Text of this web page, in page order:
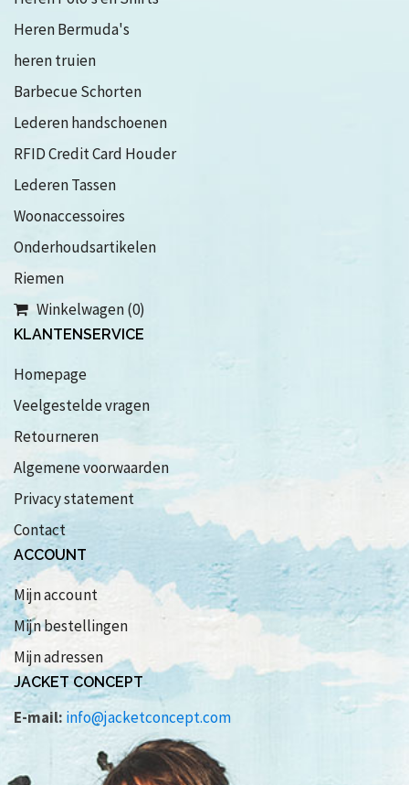
Heren Bermuda's
heren truien
Barbecue Schorten
Lederen handschoenen
RFID Credit Card Houder
Lederen Tassen
Woonaccessoires
Onderhoudsartikelen
Riemen
Winkelwagen (0)
KLANTENSERVICE
Homepage
Veelgestelde vragen
Retourneren
Algemene voorwaarden
Privacy statement
Contact
ACCOUNT
Mijn account
Mijn bestellingen
Mijn adressen
JACKET CONCEPT
E-mail: info@jacketconcept.com